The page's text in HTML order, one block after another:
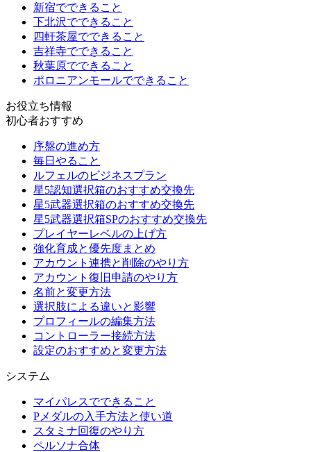
新宿でできること
下北沢でできること
四軒茶屋でできること
吉祥寺でできること
秋葉原でできること
ポロニアンモールでできること
お役立ち情報
初心者おすすめ
序盤の進め方
毎日やること
ルフェルのビジネスプラン
星5認知選択箱のおすすめ交換先
星5武器選択箱のおすすめ交換先
星5武器選択箱SPのおすすめ交換先
プレイヤーレベルの上げ方
強化育成と優先度まとめ
アカウント連携と削除のやり方
アカウント復旧申請のやり方
名前と変更方法
選択肢による違いと影響
プロフィールの編集方法
コントローラー接続方法
設定のおすすめと変更方法
システム
マイパレスでできること
Pメダルの入手方法と使い道
スタミナ回復のやり方
ペルソナ合体